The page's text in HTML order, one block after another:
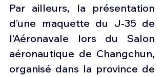
Par ailleurs, la présentation
d’une maquette du J-35 de
l’Aéronavale lors du Salon
aéronautique de Changchun,
organisé dans la province de